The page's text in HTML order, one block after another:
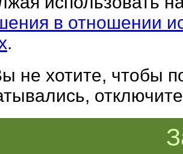
в отношении
.
не хотите, чтобы